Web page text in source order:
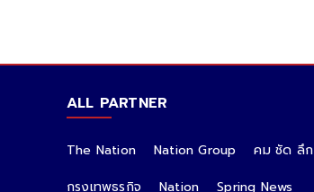
ALL PARTNER
The Nation Nation Group
คม ชัด ลึก
กรุงเทพธุรกิจ
Nation Spring News